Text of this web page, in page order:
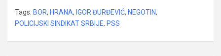
Tags: BOR, HRANA, IGOR ĐURĐEVIĆ, NEGOTIN,
POLICIJSKI SINDIKAT SRBIJE, PSS